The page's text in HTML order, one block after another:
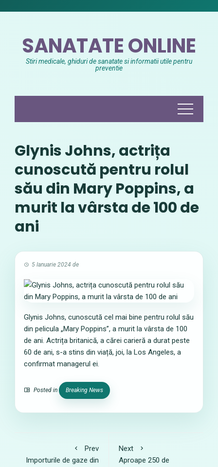
SANATATE ONLINE
Stiri medicale, ghiduri de sanatate si informatii utile pentru
preventie
Glynis Johns, actrița
cunoscută pentru rolul
său din Mary Poppins, a
murit la vârsta de 100 de
ani
5 Ianuarie 2024 de
Glynis Johns, cunoscută cel mai bine pentru rolul său
din pelicula „Mary Poppins”, a murit la vârsta de 100
de ani. Actrița britanică, a cărei carieră a durat peste
60 de ani, s-a stins din viață, joi, la Los Angeles, a
confirmat managerul ei.
Posted in Breaking News
Prev
Importurile de gaze din
Next
Aproape 250 de